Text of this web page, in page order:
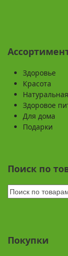
Здоровье
Красота
Здоровое
Для дома
Подарки
Поиск по
Покупки